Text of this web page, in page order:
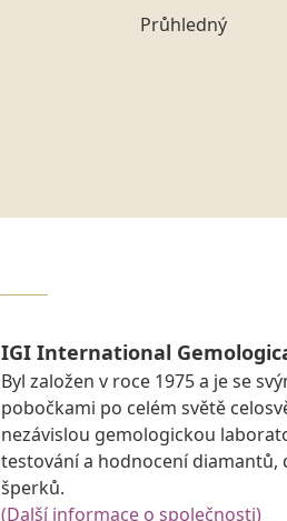
Průhledný
IGI International
Byl založen v roce 1975 a je se
pobočkami po celém světě
nezávislou gemologickou
testování a hodnocení diamantů,
šperků.
(Další informace o společnosti)